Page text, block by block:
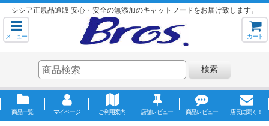
シシア正規品通販 安心・安全の無添加のキャットフードをお届け致します。
メニュー カート
検索
商品一覧 マイページ ご利用案内 店舗レビュー 商品レビュー 店長に聞く！